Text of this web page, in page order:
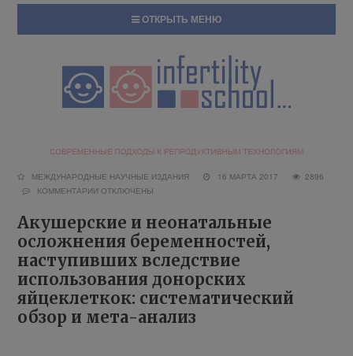
ОТКРЫТЬ МЕНЮ
МЕЖДУНАРОДНЫЕ НАУЧНЫЕ ИЗДАНИЯ 16 МАРТА 2017
2896
КОММЕНТАРИИ ОТКЛЮЧЕНЫ
Акушерские и неонатальные
осложнения беременностей,
наступивших вследствие
использования донорских
яйцеклеткок: систематический
обзор и мета-анализ